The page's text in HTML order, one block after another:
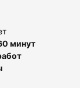
минут